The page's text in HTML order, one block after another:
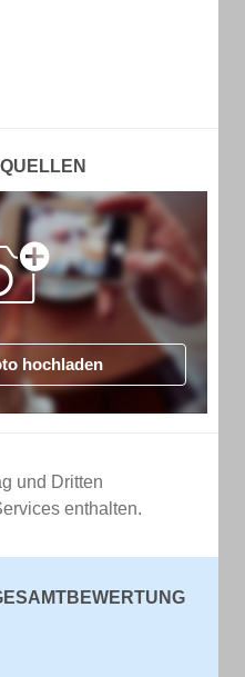
hochladen
und Dritten
enthalten.